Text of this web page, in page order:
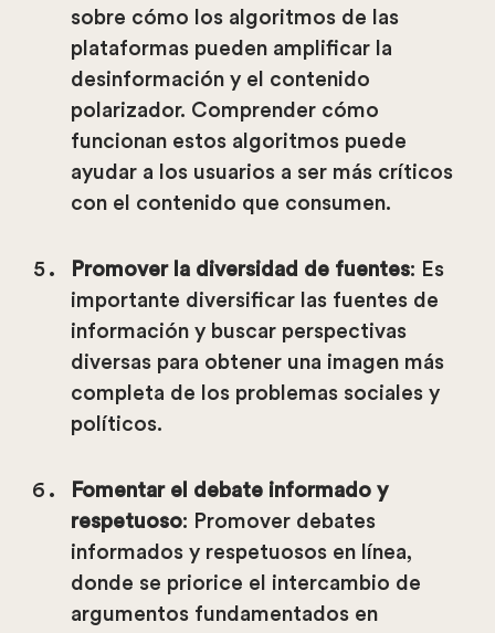
sobre cómo los algoritmos de las
plataformas pueden amplificar la
desinformación y el contenido
polarizador. Comprender cómo
funcionan estos algoritmos puede
ayudar a los usuarios a ser más críticos
con el contenido que consumen.
Promover la diversidad de fuentes: Es
importante diversificar las fuentes de
información y buscar perspectivas
diversas para obtener una imagen más
completa de los problemas sociales y
políticos.
Fomentar el debate informado y
respetuoso: Promover debates
informados y respetuosos en línea,
donde se priorice el intercambio de
argumentos fundamentados en